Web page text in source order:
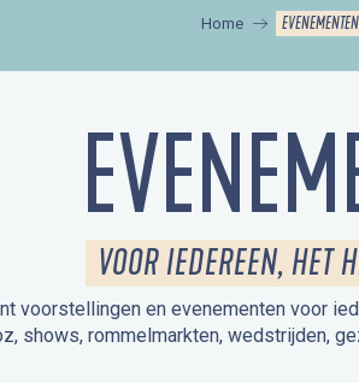
Home
VOOR IEDEREEN, HET
voorstellingen en evenementen voor
shows, rommelmarkten, wedstrijden,